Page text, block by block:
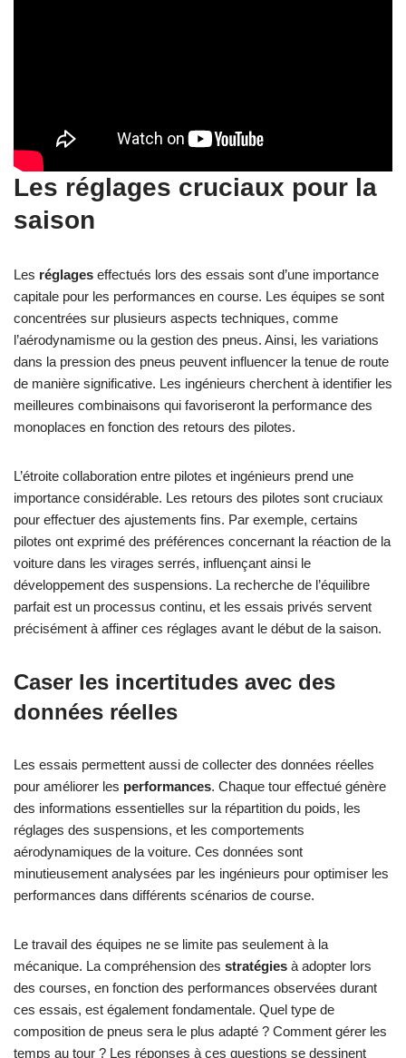
Les réglages cruciaux pour la
saison
Les réglages effectués lors des essais sont d’une importance
capitale pour les performances en course. Les équipes se sont
concentrées sur plusieurs aspects techniques, comme
l’aérodynamisme ou la gestion des pneus. Ainsi, les variations
dans la pression des pneus peuvent influencer la tenue de route
de manière significative. Les ingénieurs cherchent à identifier les
meilleures combinaisons qui favoriseront la performance des
monoplaces en fonction des retours des pilotes.
L’étroite collaboration entre pilotes et ingénieurs prend une
importance considérable. Les retours des pilotes sont cruciaux
pour effectuer des ajustements fins. Par exemple, certains
pilotes ont exprimé des préférences concernant la réaction de la
voiture dans les virages serrés, influençant ainsi le
développement des suspensions. La recherche de l’équilibre
parfait est un processus continu, et les essais privés servent
précisément à affiner ces réglages avant le début de la saison.
Caser les incertitudes avec des
données réelles
Les essais permettent aussi de collecter des données réelles
pour améliorer les performances. Chaque tour effectué génère
des informations essentielles sur la répartition du poids, les
réglages des suspensions, et les comportements
aérodynamiques de la voiture. Ces données sont
minutieusement analysées par les ingénieurs pour optimiser les
performances dans différents scénarios de course.
Le travail des équipes ne se limite pas seulement à la
mécanique. La compréhension des stratégies à adopter lors
des courses, en fonction des performances observées durant
ces essais, est également fondamentale. Quel type de
composition de pneus sera le plus adapté ? Comment gérer les
temps au tour ? Les réponses à ces questions se dessinent